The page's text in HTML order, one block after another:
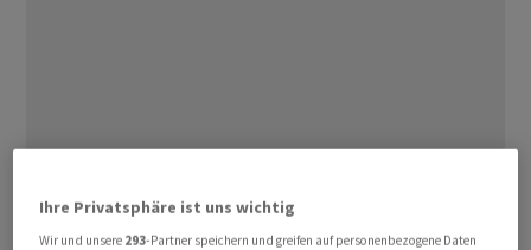
Ihre Privatsphäre ist uns wichtig
Wir und unsere 293-Partner speichern und greifen auf personenbezogene Daten